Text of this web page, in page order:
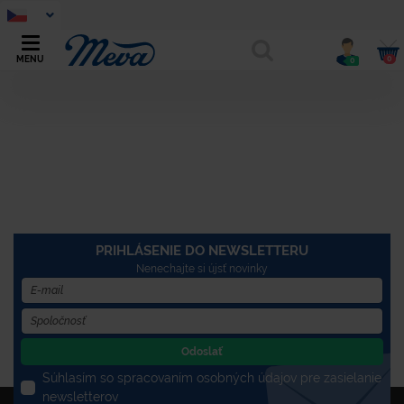
MENU 0 0
PRIHLÁSENIE DO NEWSLETTERU
Nenechajte si újsť novinky
Odoslať
Súhlasím so spracovaním osobných údajov pre zasielanie
newsletterov